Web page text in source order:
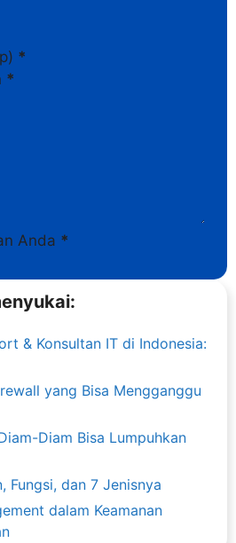
*
*
Anda *
& Konsultan IT di Indonesia:
yang Bisa Mengganggu
Diam Bisa Lumpuhkan
Fungsi, dan 7 Jenisnya
dalam Keamanan